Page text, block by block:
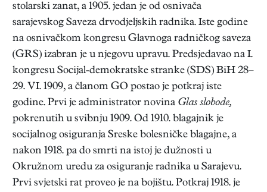
stolarski zanat, a 1905. jedan je od osnivača
sarajevskog Saveza drvodjeljskih radnika. Iste godine
na osnivačkom kongresu Glavnoga radničkog saveza
(GRS) izabran je u njegovu upravu. Predsjedavao na I.
kongresu Socijal-demokratske stranke (SDS) BiH 28–
29. VI. 1909, a članom GO postao je potkraj iste
godine. Prvi je administrator novina Glas slobode,
pokrenutih u svibnju 1909. Od 1910. blagajnik je
socijalnog osiguranja Sreske bolesničke blagajne, a
nakon 1918. pa do smrti na istoj je dužnosti u
Okružnom uredu za osiguranje radnika u Sarajevu.
Prvi svjetski rat proveo je na bojištu. Potkraj 1918. je